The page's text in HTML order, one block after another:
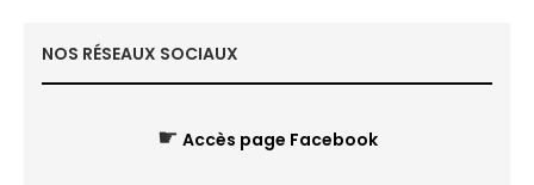
NOS RÉSEAUX SOCIAUX
☛ Accès page Facebook